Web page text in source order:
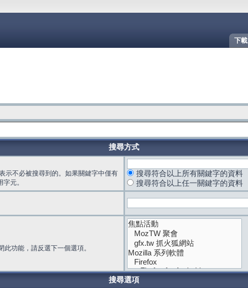
下載
搜尋方式
示不必被搜尋到的。如果關鍵字中僅有
元。
搜尋符合以上所有關鍵字的資料
搜尋符合以上任一關鍵字的資料
功能，請反選下一個選項。
搜尋選項